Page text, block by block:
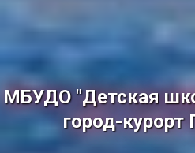
МБУДО "Детская
город-курорт